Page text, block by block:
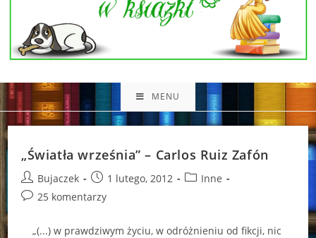
MENU
„Światła września” – Carlos Ruiz Zafón
Post
author:
Bujaczek
Post
published:
1 lutego, 2012
PostInne
Post25 komentarzy
„(...) w prawdziwym życiu, w odróżnieniu od fikcji, nic